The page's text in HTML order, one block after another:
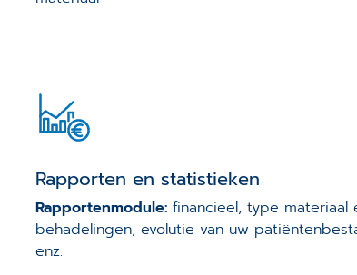
Rapporten en statistieken
Rapportenmodule: financieel, type materiaal
behadelingen, evolutie van uw
enz.